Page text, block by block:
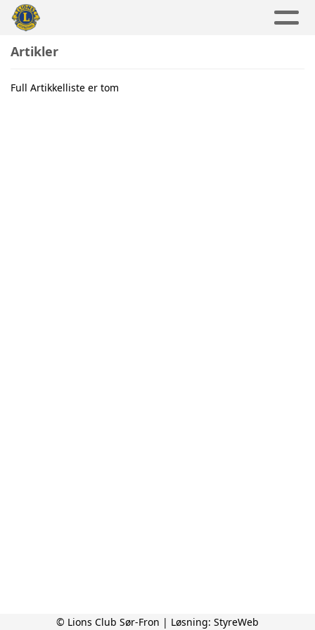
Artikler
Full Artikkelliste er tom
© Lions Club Sør-Fron | Løsning: StyreWeb